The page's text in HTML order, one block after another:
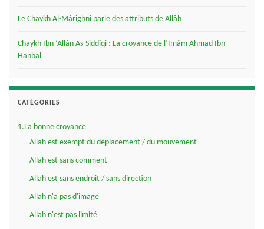
Le Chaykh Al-Mârighni parle des attributs de Allâh
Chaykh Ibn ‘Allân As-Siddîqi : La croyance de l’Imâm Ahmad Ibn
Hanbal
CATÉGORIES
1.La bonne croyance
Allah est exempt du déplacement / du mouvement
Allah est sans comment
Allah est sans endroit / sans direction
Allah n'a pas d'image
Allah n'est pas limité